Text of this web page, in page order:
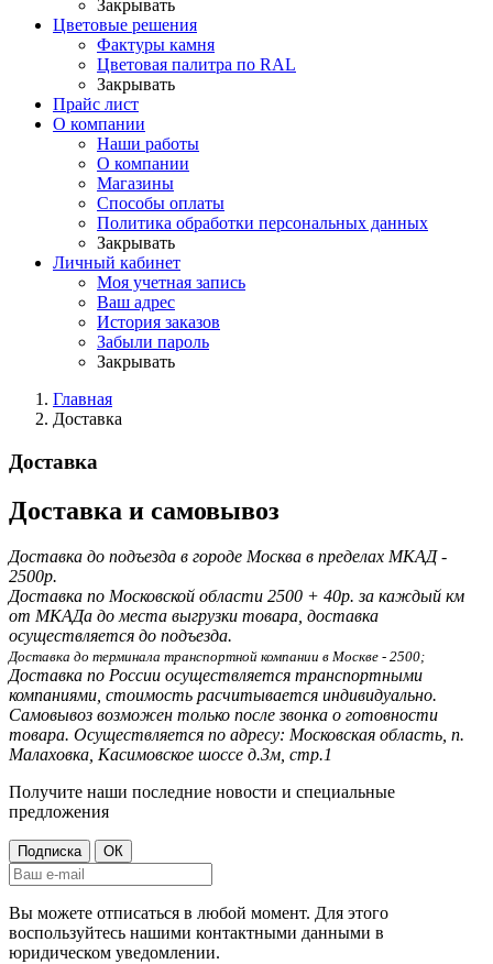
Закрывать
Цветовые решения
Фактуры камня
Цветовая палитра по RAL
Закрывать
Прайс лист
О компании
Наши работы
О компании
Магазины
Способы оплаты
Политика обработки персональных данных
Закрывать
Личный кабинет
Моя учетная запись
Ваш адрес
История заказов
Забыли пароль
Закрывать
Главная
Доставка
Доставка
Доставка и самовывоз
Доставка до подъезда в городе Москва в пределах МКАД -
2500р.
Доставка по Московской области 2500 + 40р. за каждый км
от МКАДа до места выгрузки товара, доставка
осуществляется до подъезда.
Доставка до терминала транспортной компании в Москве - 2500;
Доставка по России осуществляется транспортными
компаниями, стоимость расчитывается индивидуально.
Самовывоз возможен только после звонка о готовности
товара. Осуществляется по адресу: Московская область, п.
Малаховка, Касимовское шоссе д.3м, стр.1
Получите наши последние новости и специальные
предложения
Вы можете отписаться в любой момент. Для этого
воспользуйтесь нашими контактными данными в
юридическом уведомлении.